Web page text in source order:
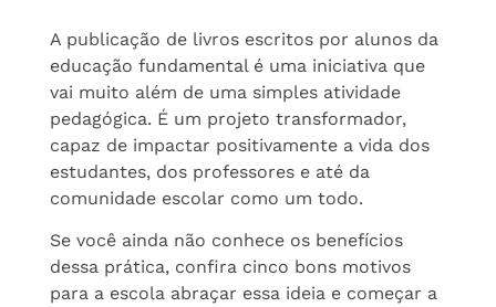
A publicação de livros escritos por alunos da
educação fundamental é uma iniciativa que
vai muito além de uma simples atividade
pedagógica. É um projeto transformador,
capaz de impactar positivamente a vida dos
estudantes, dos professores e até da
comunidade escolar como um todo.
Se você ainda não conhece os benefícios
dessa prática, confira cinco bons motivos
para a escola abraçar essa ideia e começar a